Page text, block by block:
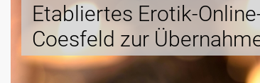
Etabliertes Erotik-
Coesfeld zur